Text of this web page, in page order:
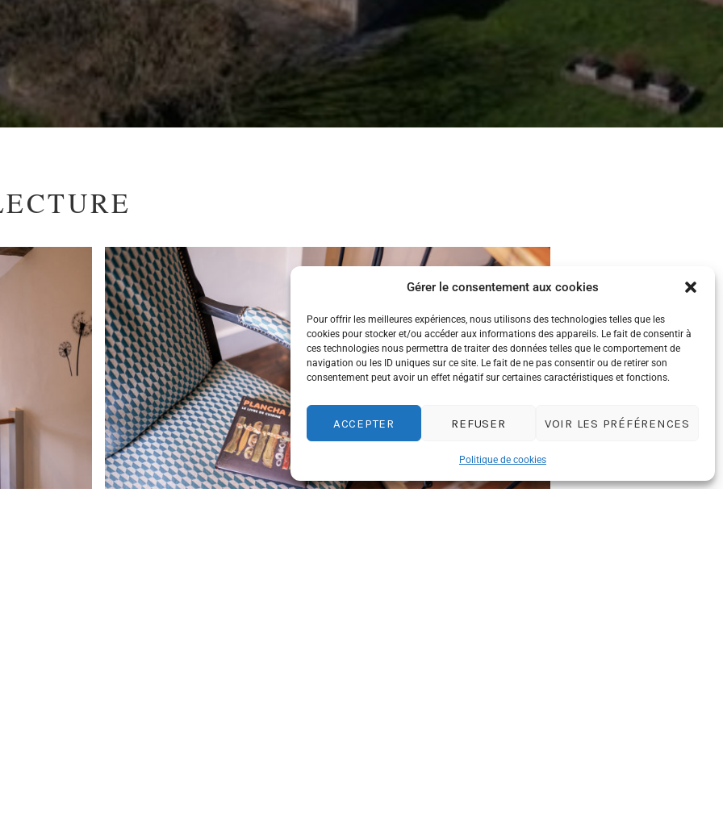
Gérer le consentement aux cookies
Pour offrir les meilleures expériences, nous utilisons des technologies telles que les
cookies pour stocker et/ou accéder aux informations des appareils. Le fait de consentir à
ces technologies nous permettra de traiter des données telles que le comportement de
navigation ou les ID uniques sur ce site. Le fait de ne pas consentir ou de retirer son
consentement peut avoir un effet négatif sur certaines caractéristiques et fonctions.
ACCEPTER REFUSER VOIR LES PRÉFÉRENCES
Politique de cookies